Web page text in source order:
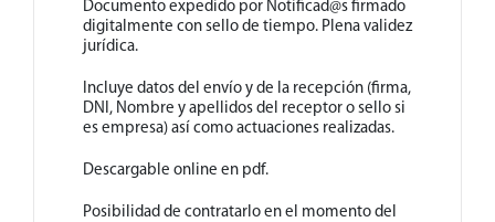
Documento expedido por Notificad@s firmado
digitalmente con sello de tiempo. Plena validez
jurídica.
Incluye datos del envío y de la recepción (firma,
DNI, Nombre y apellidos del receptor o sello si
es empresa) así como actuaciones realizadas.
Descargable online en pdf.
Posibilidad de contratarlo en el momento del